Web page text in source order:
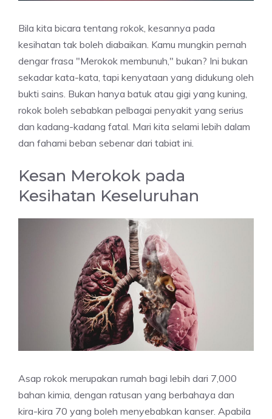
Bila kita bicara tentang rokok, kesannya pada
kesihatan tak boleh diabaikan. Kamu mungkin pernah
dengar frasa "Merokok membunuh," bukan? Ini bukan
sekadar kata-kata, tapi kenyataan yang didukung oleh
bukti sains. Bukan hanya batuk atau gigi yang kuning,
rokok boleh sebabkan pelbagai penyakit yang serius
dan kadang-kadang fatal. Mari kita selami lebih dalam
dan fahami beban sebenar dari tabiat ini.
Kesan Merokok pada
Kesihatan Keseluruhan
Asap rokok merupakan rumah bagi lebih dari 7,000
bahan kimia, dengan ratusan yang berbahaya dan
kira-kira 70 yang boleh menyebabkan kanser. Apabila